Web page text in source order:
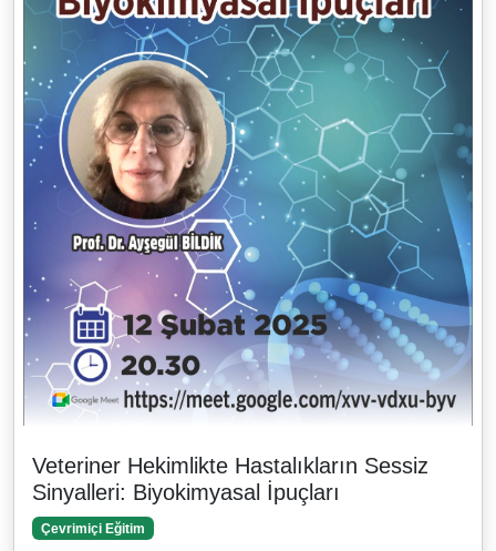
Veteriner Hekimlikte Hastalıkların Sessiz
Sinyalleri: Biyokimyasal İpuçları
Çevrimiçi Eğitim